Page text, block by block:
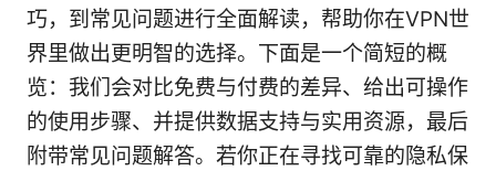
巧，到常见问题进行全面解读，帮助你在VPN世
界里做出更明智的选择。下面是一个简短的概
览：我们会对比免费与付费的差异、给出可操作
的使用步骤、并提供数据支持与实用资源，最后
附带常见问题解答。若你正在寻找可靠的隐私保